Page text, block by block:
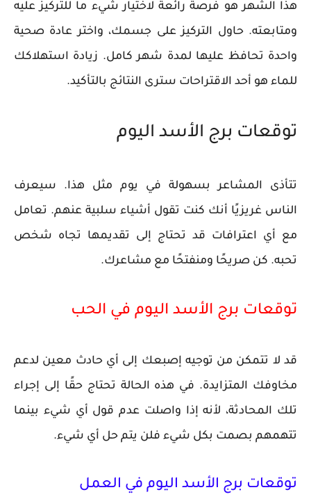
هذا الشهر هو فرصة رائعة لاختيار شيء ما للتركيز عليه
ومتابعته. حاول التركيز على جسمك، واختر عادة صحية
واحدة تحافظ عليها لمدة شهر كامل. زيادة استهلاكك
للماء هو أحد الاقتراحات سترى النتائج بالتأكيد.
توقعات برج الأسد اليوم
تتأذى المشاعر بسهولة في يوم مثل هذا. سيعرف
الناس غريزيًا أنك كنت تقول أشياء سلبية عنهم. تعامل
مع أي اعترافات قد تحتاج إلى تقديمها تجاه شخص
تحبه. كن صريحًا ومنفتحًا مع مشاعرك.
توقعات برج الأسد اليوم في الحب
قد لا تتمكن من توجيه إصبعك إلى أي حادث معين لدعم
مخاوفك المتزايدة. في هذه الحالة تحتاج حقًا إلى إجراء
تلك المحادثة، لأنه إذا واصلت عدم قول أي شيء بينما
تتهمهم بصمت بكل شيء فلن يتم حل أي شيء.
توقعات برج الأسد اليوم في العمل